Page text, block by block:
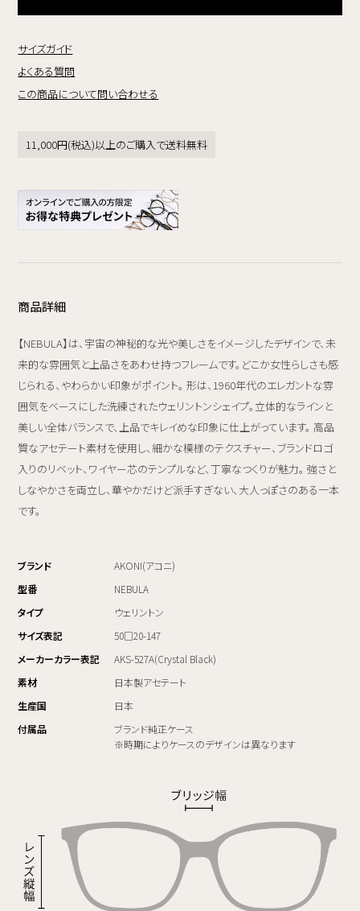
サイズガイド
よくある質問
この商品について問い合わせる
11,000円(税込)以上のご購入で送料無料
商品詳細
【NEBULA】は、宇宙の神秘的な光や美しさをイメージしたデザインで、未
来的な雰囲気と上品さをあわせ持つフレームです。どこか女性らしさも感
じられる、やわらかい印象がポイント。 形は、1960年代のエレガントな雰
囲気をベースにした洗練されたウェリントンシェイプ。立体的なラインと
美しい全体バランスで、上品でキレイめな印象に仕上がっています。 高品
質なアセテート素材を使用し、細かな模様のテクスチャー、ブランドロゴ
入りのリベット、ワイヤー芯のテンプルなど、丁寧なつくりが魅力。 強さと
しなやかさを両立し、華やかだけど派手すぎない、大人っぽさのある一本
です。
ブランド
AKONI(アコニ)
型番
NEBULA
タイプ
ウェリントン
サイズ表記
50□20-147
メーカーカラー表記
AKS-527A(Crystal Black)
素材
日本製アセテート
生産国
日本
付属品
ブランド純正ケース
※時期によりケースのデザインは異なります